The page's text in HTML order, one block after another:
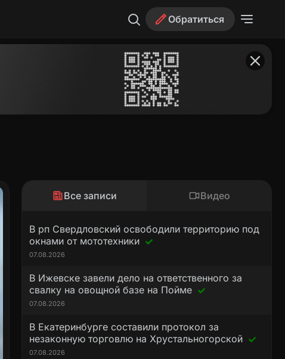
Обратиться
Все записи Видео
В рп Свердловский освободили территорию под
окнами от мототехники
07.08.2026
В Ижевске завели дело на ответственного за
свалку на овощной базе на Пойме
07.08.2026
В Екатеринбурге составили протокол за
незаконную торговлю на Хрустальногорской
07.08.2026